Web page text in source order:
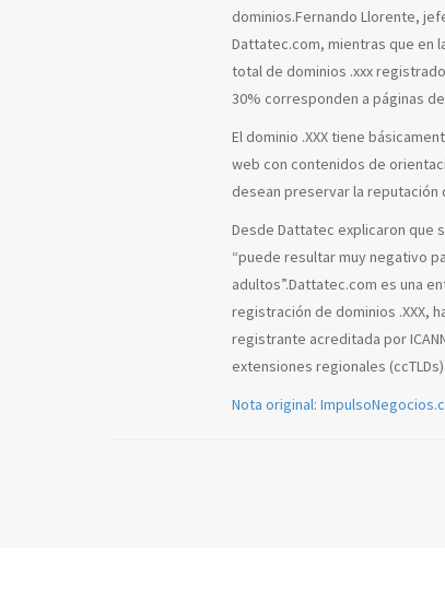
dominios.Fernando Llorente,
Dattatec.com, mientras que en
total de dominios .xxx
30% corresponden a páginas
El dominio .XXX tiene
web con contenidos de
desean preservar la
Desde Dattatec explicaron que
“puede resultar muy negativo
adultos”.Dattatec.com es una
registración de dominios .XXX,
registrante acreditada por
extensiones regionales (ccTLDs).
Nota original: